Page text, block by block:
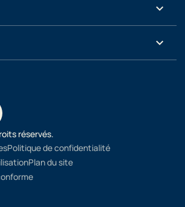
keyboard_arrow_down
keyboard_arrow_down
réservés.
Politique de confidentialité
Plan du site